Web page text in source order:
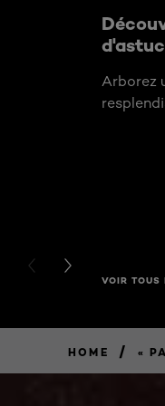
Arborez
PREVIOUS
NEXT CARD
VOIR TOUS
HOME / «